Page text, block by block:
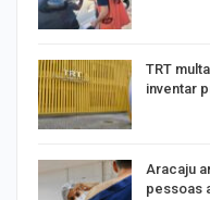
TRT
inventar
Aracaju
pessoas